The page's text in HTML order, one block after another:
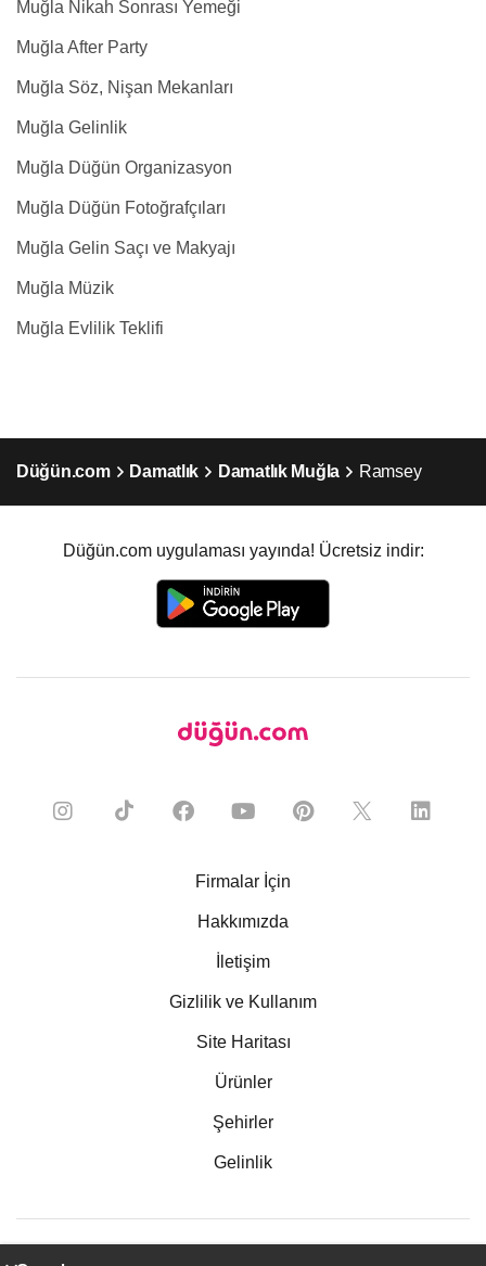
Muğla Nikah Sonrası Yemeği
Muğla After Party
Muğla Söz, Nişan Mekanları
Muğla Gelinlik
Muğla Düğün Organizasyon
Muğla Düğün Fotoğrafçıları
Muğla Gelin Saçı ve Makyajı
Muğla Müzik
Muğla Evlilik Teklifi
Düğün.com Damatlık Damatlık Muğla Ramsey
Düğün.com uygulaması yayında! Ücretsiz indir:
Firmalar İçin
Hakkımızda
İletişim
Gizlilik ve Kullanım
Site Haritası
Ürünler
Şehirler
Gelinlik